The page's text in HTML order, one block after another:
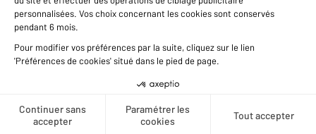
Nous contacter
Données personnelles
Gestionnaire des cookies